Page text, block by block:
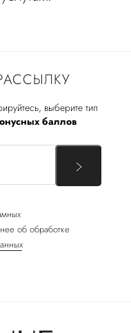
выберите тип
баллов
об обработке